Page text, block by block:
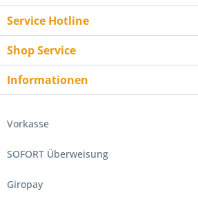
Service Hotline
Shop Service
Informationen
Vorkasse
SOFORT Überweisung
Giropay